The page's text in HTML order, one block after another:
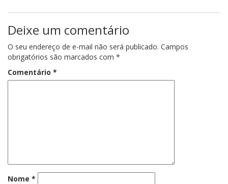
Deixe um comentário
O seu endereço de e-mail não será publicado. Campos
obrigatórios são marcados com *
Comentário *
Nome *